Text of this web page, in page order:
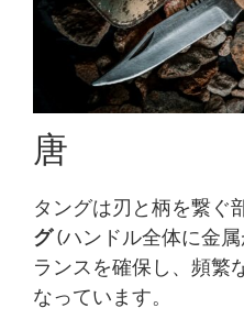
唐
タングは刃と柄を繋ぐ
グ(ハンドル全体に金
ランスを確保し、頻繁
なっています。